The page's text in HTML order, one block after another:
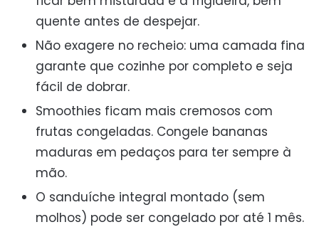
quente antes de despejar.
Não exagere no recheio: uma camada fina
garante que cozinhe por completo e seja
fácil de dobrar.
Smoothies ficam mais cremosos com
frutas congeladas. Congele bananas
maduras em pedaços para ter sempre à
mão.
O sanduíche integral montado (sem
molhos) pode ser congelado por até 1 mês.